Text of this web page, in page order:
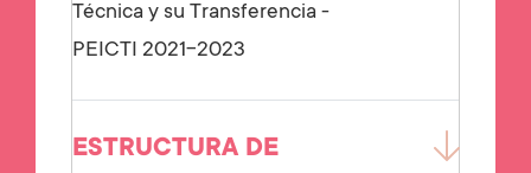
Técnica y su Transferencia -
PEICTI 2021-2023
ESTRUCTURA DE